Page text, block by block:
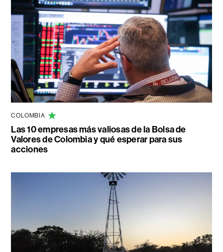
COLOMBIA
Las 10 empresas más valiosas de la Bolsa de
Valores de Colombia y qué esperar para sus
acciones